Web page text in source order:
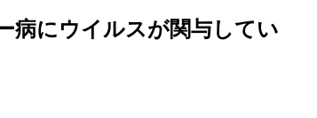
病にウイルスが関与してい